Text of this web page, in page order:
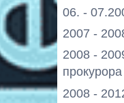
06. -
2007 -
2008 -
2008 -